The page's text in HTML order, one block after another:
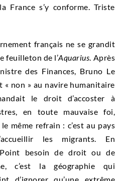
France s’y conforme. Triste
français ne se grandit
feuilleton de l’Aquarius. Après
des Finances, Bruno Le
« non » au navire humanitaire
le droit d’accoster à
en toute mauvaise foi,
même refrain : c’est au pays
les migrants. En
Point besoin de droit ou de
c’est la géographie qui